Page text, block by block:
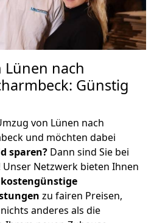
Lünen nach
Günstig
von Lünen nach
und möchten dabei
sparen? Dann sind Sie bei
Netzwerk bieten Ihnen
kostengünstige
zu fairen Preisen,
anderes als die